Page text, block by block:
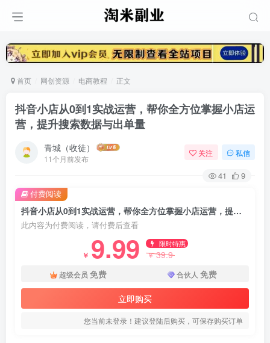
首页 网创资源 电商教程 正文
抖音小店从0到1实战运营，帮你全方位掌握小店运
营，提升搜索数据与出单量
青城（收徒）
11个月前发布
关注 私信
41 9
抖音小店从0到1实战运营，帮你全方位掌握小店运营，提升搜索数据与出单量
此内容为付费阅读，请付费后查看
￥ 9.99 限时特惠
￥39.9
超级会员 免费 合伙人 免费
立即购买
您当前未登录！建议登陆后购买，可保存购买订单
付费阅读